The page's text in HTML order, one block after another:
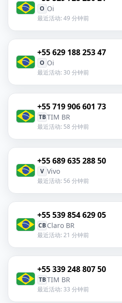
O Oi
最近活动: 49 分钟前
+55 629 188 253 47
O Oi
最近活动: 30 分钟前
+55 719 906 601 73
TBTIM BR
最近活动: 58 分钟前
+55 689 635 288 50
V Vivo
最近活动: 56 分钟前
+55 539 854 629 05
CBClaro BR
最近活动: 21 分钟前
+55 339 248 807 50
TBTIM BR
最近活动: 33 分钟前